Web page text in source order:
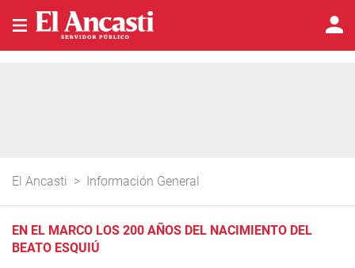
El Ancasti > Información General
EN EL MARCO LOS 200 AÑOS DEL NACIMIENTO DEL
BEATO ESQUIÚ